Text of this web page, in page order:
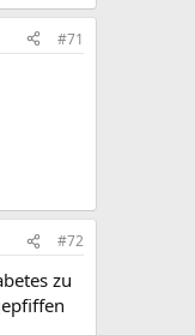
#71
#72
zu